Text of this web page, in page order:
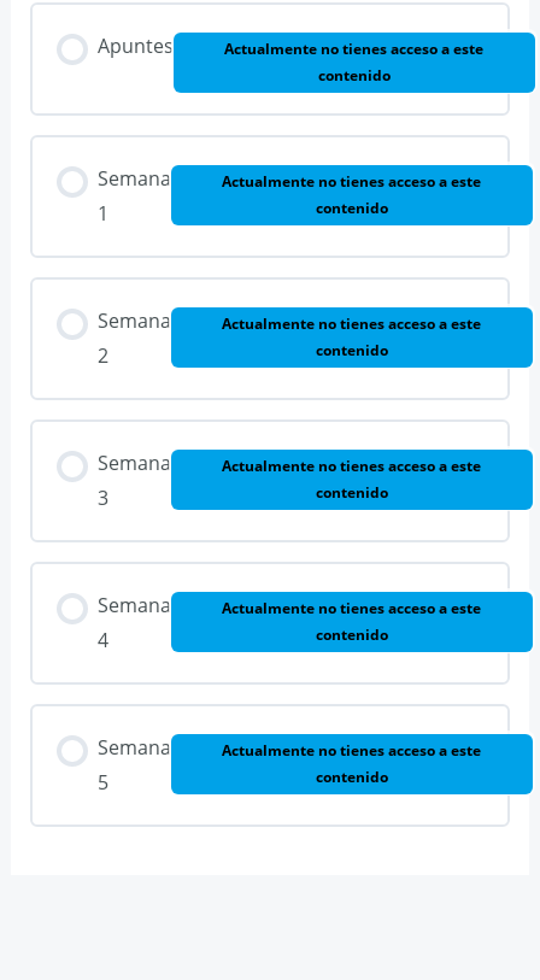
Apuntes
Actualmente no tienes acceso a este
contenido
Semana
1
Actualmente no tienes acceso a este
contenido
Semana
2
Actualmente no tienes acceso a este
contenido
Semana
3
Actualmente no tienes acceso a este
contenido
Semana
4
Actualmente no tienes acceso a este
contenido
Semana
5
Actualmente no tienes acceso a este
contenido